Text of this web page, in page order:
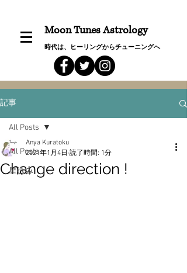
Moon Tunes Astrology
時代は、ヒーリングからチューニングへ
記事
All Posts
星詠み
All Posts
Change direction !
Anya Kuratoku
2021年1月4日 読了時間: 1分